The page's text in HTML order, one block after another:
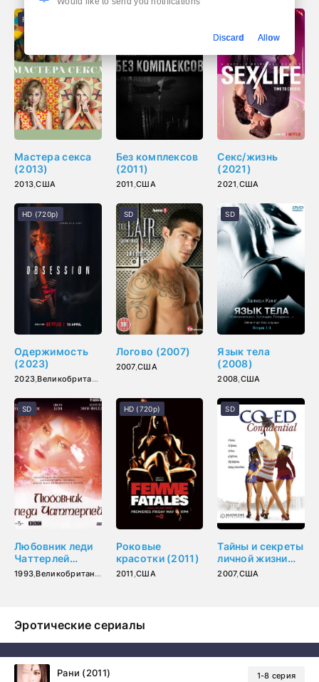
Мастера секса
(2013)
2013,США
FHD (1080p)
Без комплексов
(2011)
2011 ,США
Секс/жизнь
(2021)
2021,США
Одержимость
(2023)
2023,Великобритания
HD (720p)
Логово (2007)
2007,США
SD
Язык тела
(2008)
2008,США
SD
Любовник леди
Чаттерлей
(1993)
1993,Великобритания
SD
Роковые
красотки (2011)
2011 ,США
HD (720p)
Тайны и секреты
личной жизни
студентов
2007,США
SD
Эротические сериалы
Рани (2011)
1-8 серия
Discard Allow